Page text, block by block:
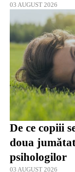
03 AUGUST 2026
De ce copiii
doua
psihologilor
03 AUGUST 2026